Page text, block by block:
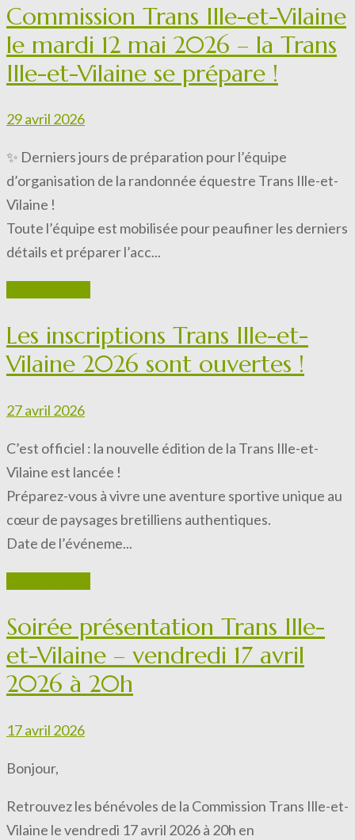
Commission Trans Ille-et-Vilaine
le mardi 12 mai 2026 – la Trans
Ille-et-Vilaine se prépare !
29 avril 2026
✨ Derniers jours de préparation pour l’équipe
d’organisation de la randonnée équestre Trans Ille-et-
Vilaine !
Toute l’équipe est mobilisée pour peaufiner les derniers
détails et préparer l’acc...
Les inscriptions Trans Ille-et-
Vilaine 2026 sont ouvertes !
27 avril 2026
C’est officiel : la nouvelle édition de la Trans Ille-et-
Vilaine est lancée !
Préparez-vous à vivre une aventure sportive unique au
cœur de paysages bretilliens authentiques.
Date de l’événeme...
Soirée présentation Trans Ille-
et-Vilaine – vendredi 17 avril
2026 à 20h
17 avril 2026
Bonjour,
Retrouvez les bénévoles de la Commission Trans Ille-et-
Vilaine le vendredi 17 avril 2026 à 20h en